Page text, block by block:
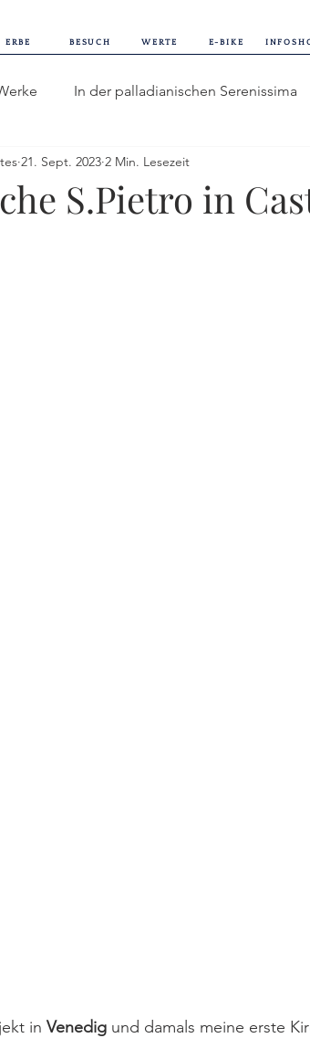
ERBE E-BIKE
WERTE
BESUCH
In der palladianischen Serenissima
Genuss Italienische Reflexe
Geschi
S.Pietro in
21. Sept. 2023 2 Min. Lesezeit
in Venedig und damals meine erste